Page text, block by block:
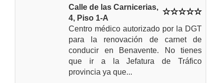
Calle de las Carnicerias,
4, Piso 1-A
Centro médico autorizado por la DGT
para la renovación de carnet de
conducir en Benavente. No tienes
que ir a la Jefatura de Tráfico
provincia ya que...